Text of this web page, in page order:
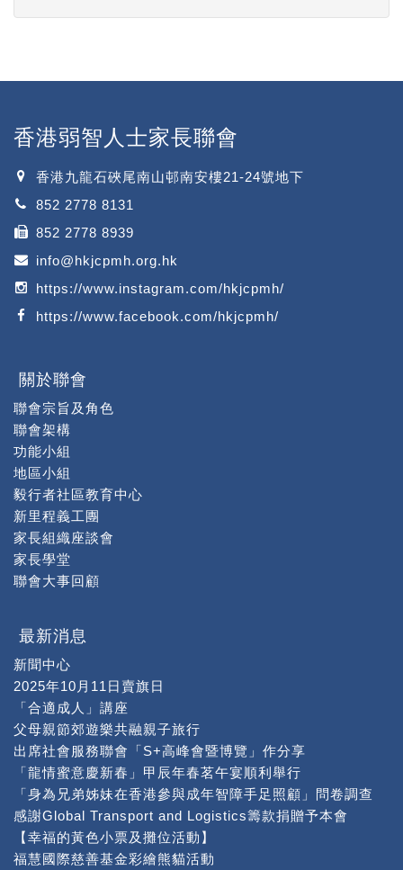
香港弱智人士家長聯會
香港九龍石硤尾南山邨南安樓21-24號地下
852 2778 8131
852 2778 8939
info@hkjcpmh.org.hk
https://www.instagram.com/hkjcpmh/
https://www.facebook.com/hkjcpmh/
關於聯會
聯會宗旨及角色
聯會架構
功能小組
地區小組
毅行者社區教育中心
新里程義工團
家長組織座談會
家長學堂
聯會大事回顧
最新消息
新聞中心
2025年10月11日賣旗日
「合適成人」講座
父母親節郊遊樂共融親子旅行
出席社會服務聯會「S+高峰會暨博覽」作分享
「龍情蜜意慶新春」甲辰年春茗午宴順利舉行
「身為兄弟姊妹在香港參與成年智障手足照顧」問卷調查
感謝Global Transport and Logistics籌款捐贈予本會
【幸福的黃色小票及攤位活動】
福慧國際慈善基金彩繪熊貓活動